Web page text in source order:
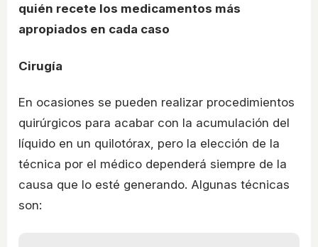
quién recete los medicamentos más
apropiados en cada caso
Cirugía
En ocasiones se pueden realizar procedimientos
quirúrgicos para acabar con la acumulación del
líquido en un quilotórax, pero la elección de la
técnica por el médico dependerá siempre de la
causa que lo esté generando. Algunas técnicas
son: